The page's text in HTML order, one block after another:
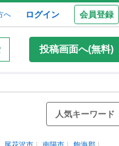
へ ログイン 会員登録
投稿画面へ(無料)
人気キーワード